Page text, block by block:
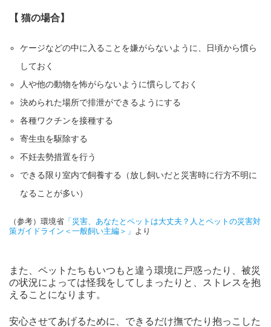
【 猫の場合】
ケージなどの中に入ることを嫌がらないように、日頃から慣ら
しておく
人や他の動物を怖がらないように慣らしておく
決められた場所で排泄ができるようにする
各種ワクチンを接種する
寄生虫を駆除する
不妊去勢措置を行う
できる限り室内で飼養する（放し飼いだと災害時に行方不明に
なることが多い）
（参考）環境省 「災害、あなたとペットは大丈夫？人とペットの災害対
策ガイドライン＜一般飼い主編＞」 より
また、ペットたちもいつもと違う環境に戸惑ったり、被災
の状況によっては怪我をしてしまったりと、ストレスを抱
えることになります。
安心させてあげるために、できるだけ撫でたり抱っこした